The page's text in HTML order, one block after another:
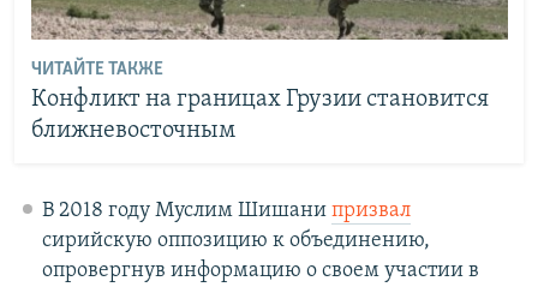
ЧИТАЙТЕ ТАКЖЕ
Конфликт на границах Грузии становится
ближневосточным
В 2018 году Муслим Шишани призвал
сирийскую оппозицию к объединению,
опровергнув информацию о своем участии в